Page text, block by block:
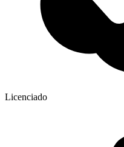
Licenciado